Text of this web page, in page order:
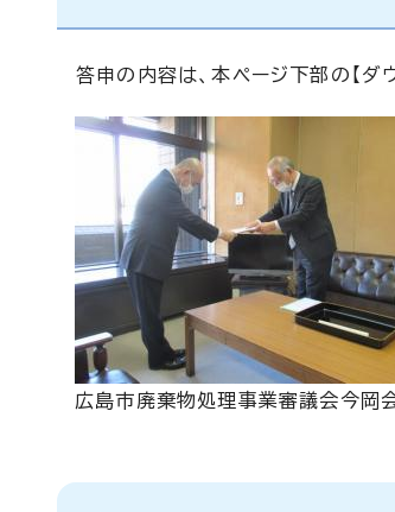
答申の内容は、本ページ下部の【ダ
広島市廃棄物処理事業審議会今